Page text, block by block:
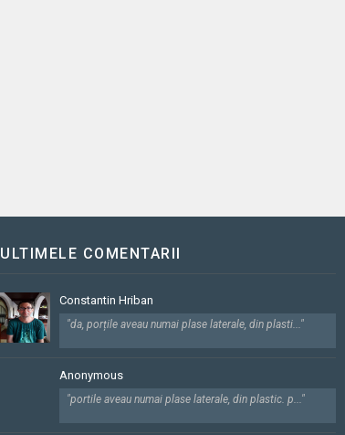
ULTIMELE COMENTARII
Constantin Hriban
"da, porțile aveau numai plase laterale, din plasti..."
Anonymous
"portile aveau numai plase laterale, din plastic. p..."